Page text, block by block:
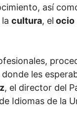
así
la cultura, el ocio
donde les
, el director del
Idiomas de la